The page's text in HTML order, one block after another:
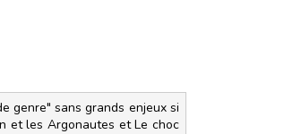
genre" sans grands enjeux si
et les Argonautes et Le choc